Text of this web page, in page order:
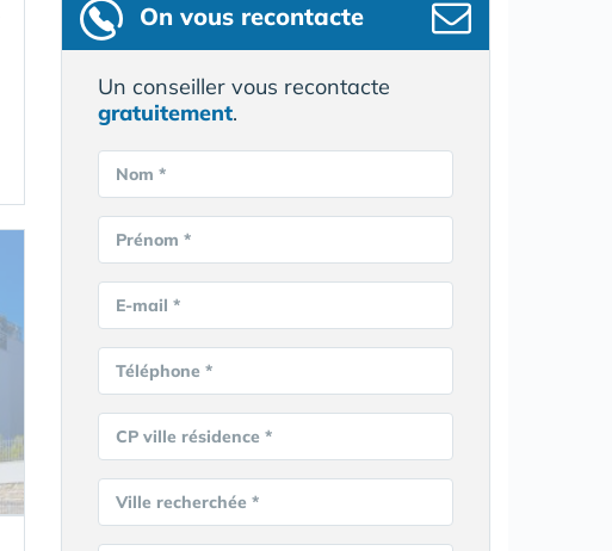
On vous recontacte
Un conseiller vous recontacte
gratuitement.
Nom *
Prénom *
E-mail *
Téléphone *
CP ville résidence *
Ville recherchée *